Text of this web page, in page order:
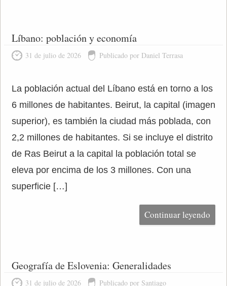
Líbano: población y economía
31 de julio de 2026 Publicado por Daniel Terrasa
La población actual del Líbano está en torno a los
6 millones de habitantes. Beirut, la capital (imagen
superior), es también la ciudad más poblada, con
2,2 millones de habitantes. Si se incluye el distrito
de Ras Beirut a la capital la población total se
eleva por encima de los 3 millones. Con una
superficie […]
Continuar leyendo
Geografía de Eslovenia: Generalidades
31 de julio de 2026 Publicado por Santiago